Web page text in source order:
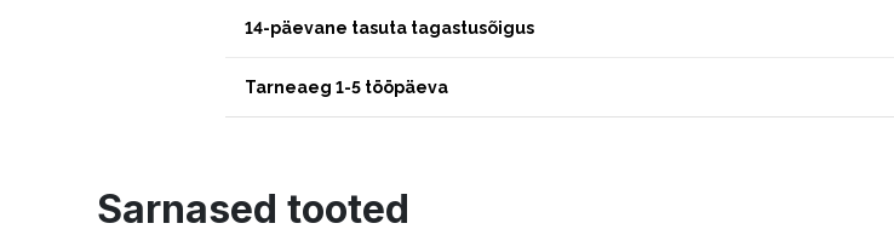
14-päevane tasuta tagastusõigus
Tarneaeg 1-5 tööpäeva
Sarnased tooted